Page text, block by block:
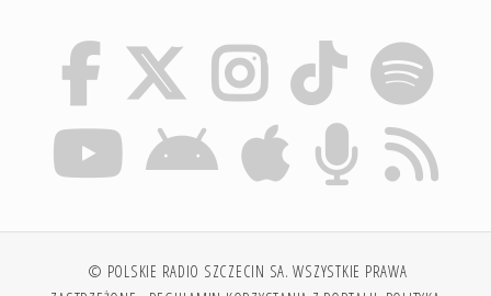
© POLSKIE RADIO SZCZECIN SA. WSZYSTKIE PRAWA